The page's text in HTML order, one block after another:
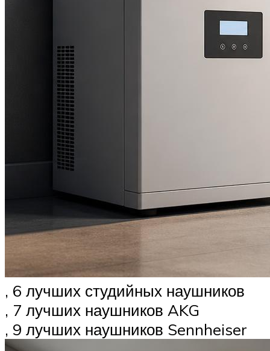
, 6 лучших студийных наушников
, 7 лучших наушников AKG
, 9 лучших наушников Sennheiser